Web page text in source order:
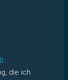
die ich